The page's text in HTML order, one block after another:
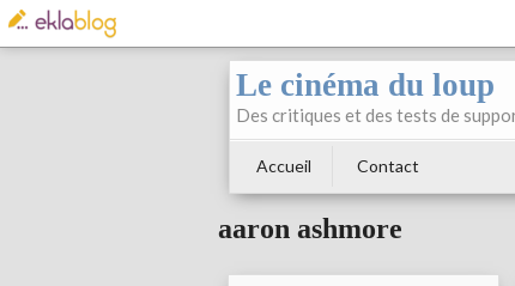
Le cinéma du loup
Des critiques et des tests de
Accueil Contact
aaron ashmore